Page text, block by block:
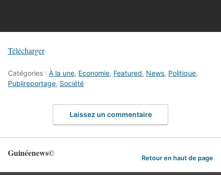
Télécharger
Catégories : À la une, Economie, Featured, News, Politique,
Publireportage, Société
Laissez un commentaire
Guinéenews© Retour en haut de page